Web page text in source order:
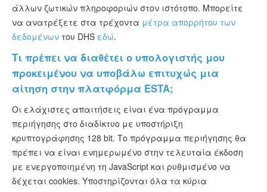
άλλων ζωτικών πληροφοριών στον ιστότοπο. Μπορείτε
να ανατρέξετε στα τρέχοντα μέτρα απορρήτου των
δεδομένων του DHS εδώ.
Τι πρέπει να διαθέτει ο υπολογιστής μου
προκειμένου να υποβάλω επιτυχώς μια
αίτηση στην πλατφόρμα ESTA;
Οι ελάχιστες απαιτήσεις είναι ένα πρόγραμμα
περιήγησης στο διαδίκτυο με υποστήριξη
κρυπτογράφησης 128 bit. Το πρόγραμμα περιήγησης θα
πρέπει να είναι ενημερωμένο στην τελευταία έκδοση
με ενεργοποιημένη τη JavaScript και ρυθμισμένο να
δέχεται cookies. Υποστηρίζονται όλα τα κύρια